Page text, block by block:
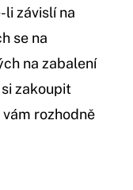
li závislí na
se na
na zabalení
zakoupit
rozhodně